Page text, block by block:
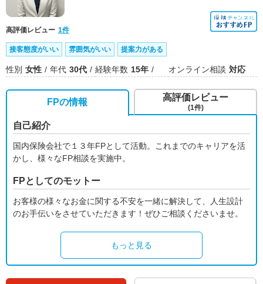
高評価レビュー 1件
接客態度がいい 雰囲気がいい 提案力がある
性別 女性 年代 30代 経験年数 15年 オンライン相談 対応
FPの情報
自己紹介
国内保険会社で１３年FPとして活動。これまでのキャリアを活
かし、様々なFP相談を実施中。
FPとしてのモットー
お客様の様々なお金に関する不安を一緒に解決して、人生設計
のお手伝いをさせていただきます！ぜひご相談くださいませ。
もっと見る
高評価レビュー
(1件)